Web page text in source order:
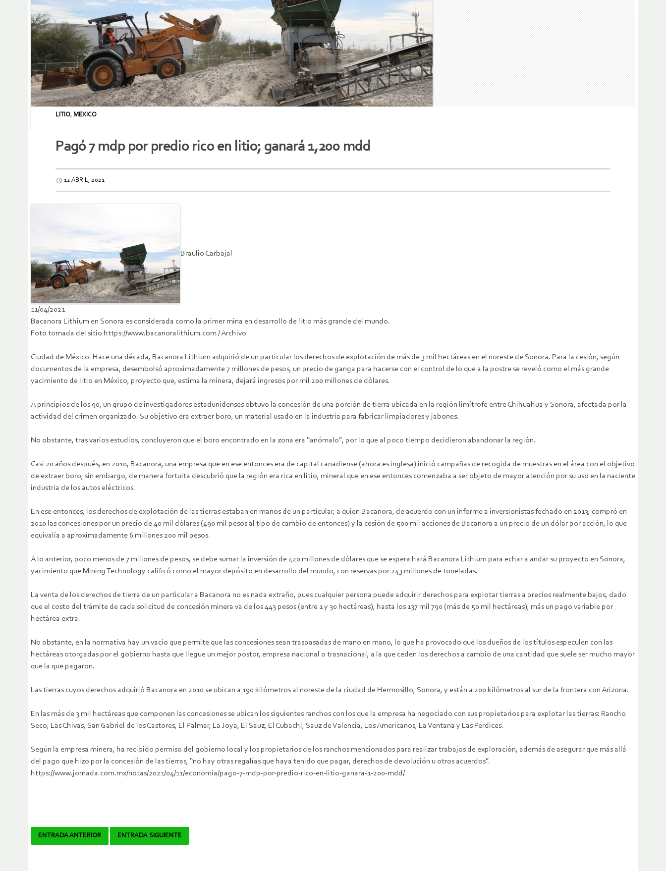
LITIO, MEXICO
Pagó 7 mdp por predio rico en litio; ganará 1,200 mdd
12 ABRIL, 2021
Braulio Carbajal
11/04/2021
Bacanora Lithium en Sonora es considerada como la primer mina en desarrollo de litio más grande del mundo.
Foto tomada del sitio https://www.bacanoralithium.com / Archivo
Ciudad de México. Hace una década, Bacanora Lithium adquirió de un particular los derechos de explotación de más de 3 mil hectáreas en el noreste de Sonora. Para la cesión, según
documentos de la empresa, desembolsó aproximadamente 7 millones de pesos, un precio de ganga para hacerse con el control de lo que a la postre se reveló como el más grande
yacimiento de litio en México, proyecto que, estima la minera, dejará ingresos por mil 200 millones de dólares.
A principios de los 90, un grupo de investigadores estadunidenses obtuvo la concesión de una porción de tierra ubicada en la región limítrofe entre Chihuahua y Sonora, afectada por la
actividad del crimen organizado. Su objetivo era extraer boro, un material usado en la industria para fabricar limpiadores y jabones.
No obstante, tras varios estudios, concluyeron que el boro encontrado en la zona era “anómalo”, por lo que al poco tiempo decidieron abandonar la región.
Casi 20 años después, en 2010, Bacanora, una empresa que en ese entonces era de capital canadiense (ahora es inglesa) inició campañas de recogida de muestras en el área con el objetivo
de extraer boro; sin embargo, de manera fortuita descubrió que la región era rica en litio, mineral que en ese entonces comenzaba a ser objeto de mayor atención por su uso en la naciente
industria de los autos eléctricos.
En ese entonces, los derechos de explotación de las tierras estaban en manos de un particular, a quien Bacanora, de acuerdo con un informe a inversionistas fechado en 2013, compró en
2010 las concesiones por un precio de 40 mil dólares (490 mil pesos al tipo de cambio de entonces) y la cesión de 500 mil acciones de Bacanora a un precio de un dólar por acción, lo que
equivalía a aproximadamente 6 millones 200 mil pesos.
A lo anterior, poco menos de 7 millones de pesos, se debe sumar la inversión de 420 millones de dólares que se espera hará Bacanora Lithium para echar a andar su proyecto en Sonora,
yacimiento que Mining Technology calificó como el mayor depósito en desarrollo del mundo, con reservas por 243 millones de toneladas.
La venta de los derechos de tierra de un particular a Bacanora no es nada extraño, pues cualquier persona puede adquirir derechos para explotar tierras a precios realmente bajos, dado
que el costo del trámite de cada solicitud de concesión minera va de los 443 pesos (entre 1 y 30 hectáreas), hasta los 137 mil 790 (más de 50 mil hectáreas), más un pago variable por
hectárea extra.
No obstante, en la normativa hay un vacío que permite que las concesiones sean traspasadas de mano en mano, lo que ha provocado que los dueños de los títulos especulen con las
hectáreas otorgadas por el gobierno hasta que llegue un mejor postor, empresa nacional o trasnacional, a la que ceden los derechos a cambio de una cantidad que suele ser mucho mayor
que la que pagaron.
Las tierras cuyos derechos adquirió Bacanora en 2010 se ubican a 190 kilómetros al noreste de la ciudad de Hermosillo, Sonora, y están a 200 kilómetros al sur de la frontera con Arizona.
En las más de 3 mil hectáreas que componen las concesiones se ubican los siguientes ranchos con los que la empresa ha negociado con sus propietarios para explotar las tierras: Rancho
Seco, Las Chivas, San Gabriel de los Castores, El Palmar, La Joya, El Sauz, El Cubachi, Sauz de Valencia, Los Americanos, La Ventana y Las Perdices.
Según la empresa minera, ha recibido permiso del gobierno local y los propietarios de los ranchos mencionados para realizar trabajos de exploración, además de asegurar que más allá
del pago que hizo por la concesión de las tierras, “no hay otras regalías que haya tenido que pagar, derechos de devolución u otros acuerdos”.
https://www.jornada.com.mx/notas/2021/04/11/economia/pago-7-mdp-por-predio-rico-en-litio-ganara-1-200-mdd/
Navegador
ENTRADA ANTERIOR ENTRADA SIGUIENTE